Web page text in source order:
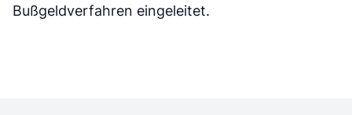
Bußgeldverfahren eingeleitet.